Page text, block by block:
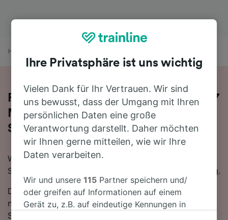
Home
Fahren Sie mit dem Zug in 8 Stunden 7
Minuten von Augsburg nach Venezia
Santa Lucia
Wenn Sie mit dem Zug von Augsburg nach Venezia
Santa Lucia reisen möchten, sind Sie hier genau richtig.
Die schnellste Reisezeit für die Fahrt von Augsburg
nach Venezia Santa Lucia mit dem Zug beträgt 8
Stunden 7 Minuten. In der Regel fahren auf dieser
Ihre Privatsphäre ist uns wichtig
Vielen Dank für Ihr Vertrauen. Wir sind
uns bewusst, dass der Umgang mit Ihren
persönlichen Daten eine große
Verantwortung darstellt. Daher möchten
wir Ihnen gerne mitteilen, wie wir Ihre
Daten verarbeiten.
Wir und unsere115 Partner speichern und/
oder greifen auf Informationen auf einem
Gerät zu, z.B. auf eindeutige Kennungen in